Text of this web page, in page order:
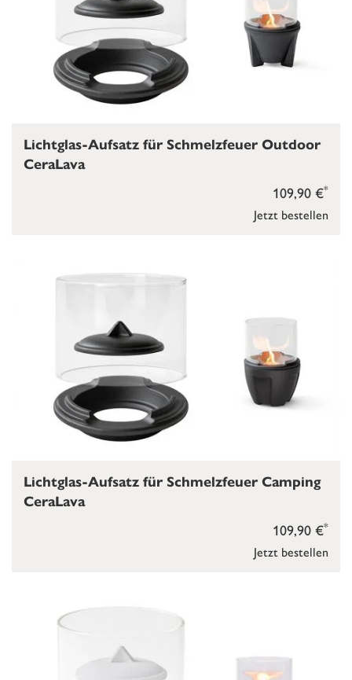
Jetzt bestellen
109,90 €*
Lichtglas-Aufsatz für Schmelzfeuer Outdoor
CeraLava
Jetzt bestellen
109,90 €*
Lichtglas-Aufsatz für Schmelzfeuer Camping
CeraLava